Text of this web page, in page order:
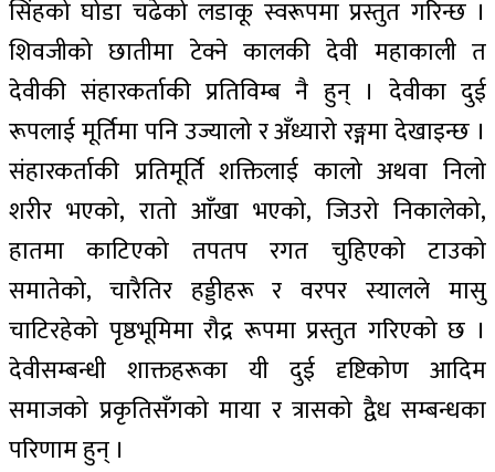
सिंहको घोडा चढेको लडाकू स्वरूपमा प्रस्तुत गरिन्छ ।
शिवजीको छातीमा टेक्ने कालकी देवी महाकाली त
देवीकी संहारकर्ताकी प्रतिविम्ब नै हुन् । देवीका दुई
रूपलाई मूर्तिमा पनि उज्यालो र अँध्यारो रङ्गमा देखाइन्छ ।
संहारकर्ताकी प्रतिमूर्ति शक्तिलाई कालो अथवा निलो
शरीर भएको, रातो आँखा भएको, जिउरो निकालेको,
हातमा काटिएको तपतप रगत चुहिएको टाउको
समातेको, चारैतिर हड्डीहरू र वरपर स्यालले मासु
चाटिरहेको पृष्ठभूमिमा रौद्र रूपमा प्रस्तुत गरिएको छ ।
देवीसम्बन्धी शाक्तहरूका यी दुई दृष्टिकोण आदिम
समाजको प्रकृतिसँगको माया र त्रासको द्वैध सम्बन्धका
परिणाम हुन् ।